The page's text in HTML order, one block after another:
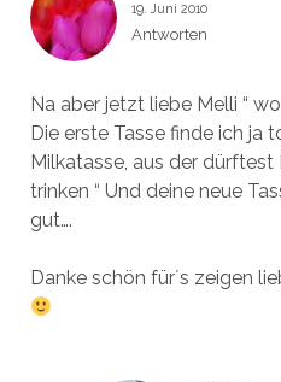
19. Juni 2010
Antworten
Na aber jetzt liebe Melli “
Die erste Tasse finde ich ja
Milkatasse, aus der dürftest
trinken “ Und deine neue
gut….
Danke schön für´s zeigen